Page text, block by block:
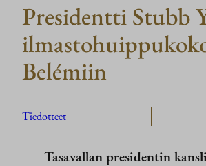
Presidentti Stubb
Belémiin
Tiedotteet
Tasavallan presidentin